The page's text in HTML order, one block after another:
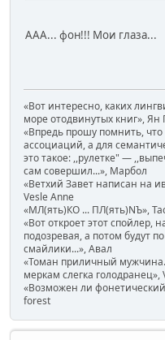
ААА... фон!!! Мои глаза...
«Вот интересно, каких
море отодвинутых книг», Ян
«Впредь прошу помнить,
ассоциаций, а для
это такое: ,,рулетке" —
сам совершил...», Марбол
«Ветхий Завет написан на
Vesle Anne
«МЛ(ять)КО ... ПЛ(ять)NЪ»,
«Вот откроет этот спойлер,
подозревая, а потом будут
смайлики...», Авал
«Томан приличный
меркам слегка голодранец»,
«Возможен ли
forest